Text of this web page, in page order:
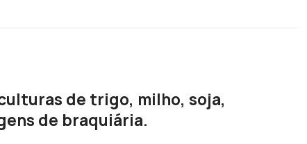
de trigo, milho, soja,
de braquiária.